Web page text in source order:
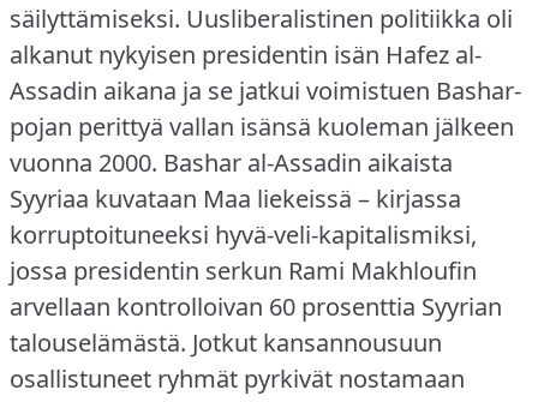
säilyttämiseksi. Uusliberalistinen politiikka oli
alkanut nykyisen presidentin isän Hafez al-
Assadin aikana ja se jatkui voimistuen Bashar-
pojan perittyä vallan isänsä kuoleman jälkeen
vuonna 2000. Bashar al-Assadin aikaista
Syyriaa kuvataan Maa liekeissä – kirjassa
korruptoituneeksi hyvä-veli-kapitalismiksi,
jossa presidentin serkun Rami Makhloufin
arvellaan kontrolloivan 60 prosenttia Syyrian
talouselämästä. Jotkut kansannousuun
osallistuneet ryhmät pyrkivät nostamaan